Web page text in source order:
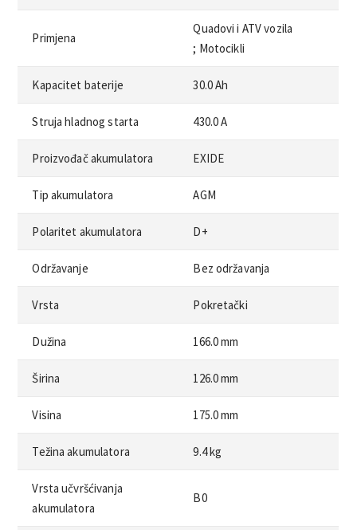
Primjena
Quadovi i ATV vozila
; Motocikli
Kapacitet baterije 30.0 Ah
Struja hladnog starta 430.0 A
Proizvođač akumulatora EXIDE
Tip akumulatora AGM
Polaritet akumulatora D+
Održavanje Bez održavanja
Vrsta Pokretački
Dužina 166.0 mm
Širina 126.0 mm
Visina 175.0 mm
Težina akumulatora 9.4 kg
Vrsta učvršćivanja
akumulatora
B0